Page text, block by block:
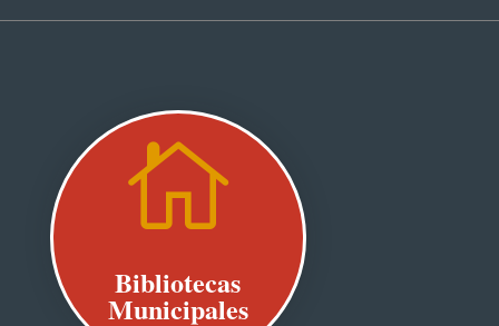

Bibliotecas
Municipales